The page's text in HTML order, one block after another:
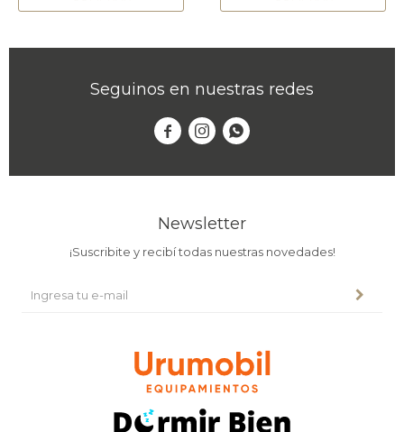
Seguinos en nuestras redes
  
Newsletter
¡Suscribite y recibí todas nuestras novedades!